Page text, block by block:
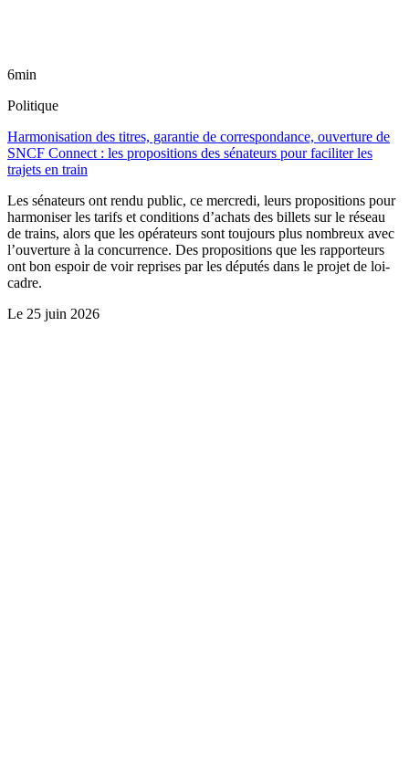
6min
Politique
Harmonisation des titres, garantie de correspondance, ouverture de
SNCF Connect : les propositions des sénateurs pour faciliter les
trajets en train
Les sénateurs ont rendu public, ce mercredi, leurs propositions pour
harmoniser les tarifs et conditions d’achats des billets sur le réseau
de trains, alors que les opérateurs sont toujours plus nombreux avec
l’ouverture à la concurrence. Des propositions que les rapporteurs
ont bon espoir de voir reprises par les députés dans le projet de loi-
cadre.
Le 25 juin 2026